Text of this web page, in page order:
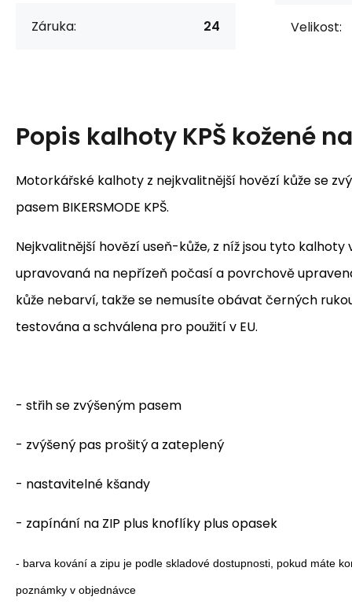
Záruka: 24 Velikost:
Popis kalhoty KPŠ kožené
Motorkářské kalhoty z nejkvalitnější hovězí kůže se
pasem BIKERSMODE KPŠ.
Nejkvalitnější hovězí useň-kůže, z níž jsou tyto
upravovaná na nepřízeň počasí a povrchově
kůže nebarví, takže se nemusíte obávat černých
testována a schválena pro použití v EU.
- střih se zvýšeným pasem
- zvýšený pas prošitý a zateplený
- nastavitelné kšandy
- zapínání na ZIP plus knoflíky plus opasek
- barva kování a zipu je podle skladové dostupnosti, pokud máte
poznámky v objednávce